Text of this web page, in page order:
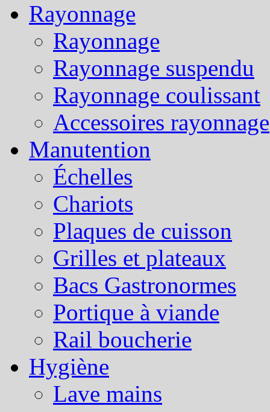
Rayonnage
Rayonnage
Rayonnage suspendu
Rayonnage coulissant
Accessoires rayonnage
Manutention
Échelles
Chariots
Plaques de cuisson
Grilles et plateaux
Bacs Gastronormes
Portique à viande
Rail boucherie
Hygiène
Lave mains